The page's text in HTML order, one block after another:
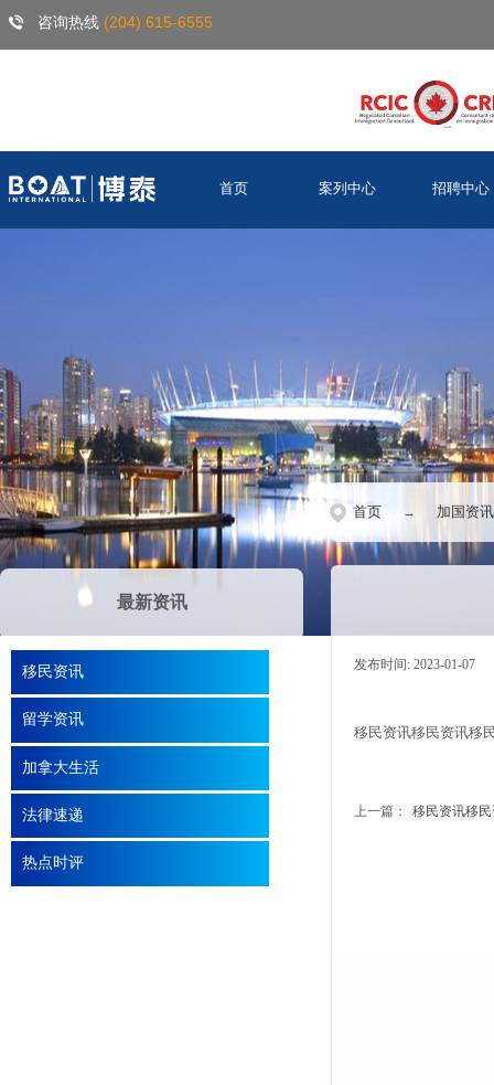
咨询热线 (204) 615-6555
首页 案列中心 招聘中心
发布时间: 2023-01-07
移民资讯移民资讯移
上一篇： 移民资讯移
最新资讯
首页 → 加国资讯
移民资讯
留学资讯
加拿大生活
法律速递
热点时评